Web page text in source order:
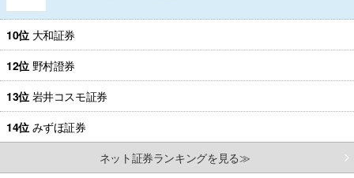
10位 大和証券
12位 野村證券
13位 岩井コスモ証券
14位 みずほ証券
ネット証券ランキングを見る≫